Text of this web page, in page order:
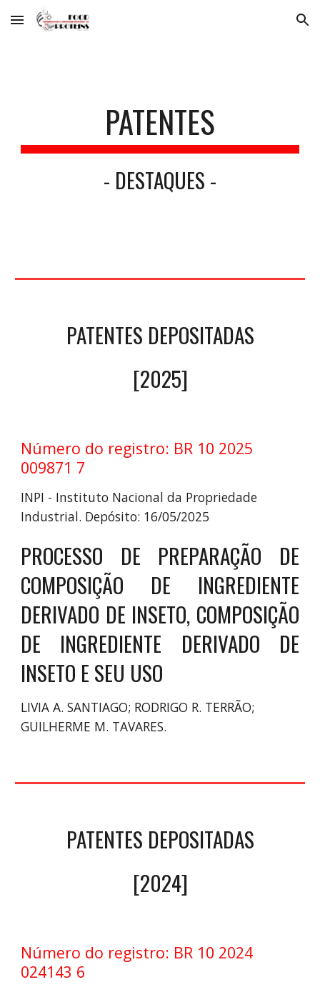
Skip to main content Skip to navigation
PATENTES
- DESTAQUES -
PATENTES DEPOSITADAS
[2025]
Número do registro: BR 10 2025
009871 7
INPI - Instituto Nacional da Propriedade
Industrial. Depósito: 16/05/2025
PROCESSO DE PREPARAÇÃO DE
COMPOSIÇÃO DE INGREDIENTE
DERIVADO DE INSETO, COMPOSIÇÃO
DE INGREDIENTE DERIVADO DE
INSETO E SEU USO
LIVIA A. SANTIAGO; RODRIGO R. TERRÃO;
GUILHERME M. TAVARES.
PATENTES DEPOSITADAS
[2024]
Número do registro: BR 10 2024
024143 6